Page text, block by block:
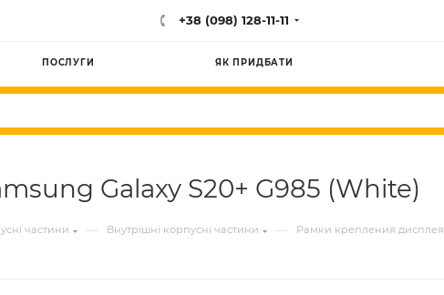
+38 (098) 128-11-11
ПОСЛУГИ ЯК ПРИДБАТИ
Galaxy S20+ G985 (White)
частини — Внутрішні корпусні частини — Рамки крепления дисплея